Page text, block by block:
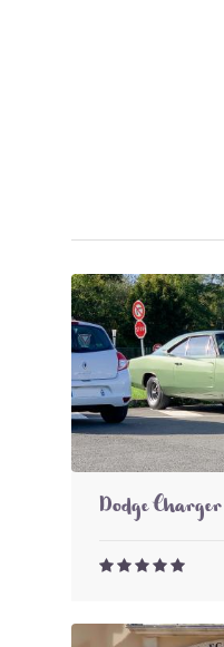
Dodge Charger